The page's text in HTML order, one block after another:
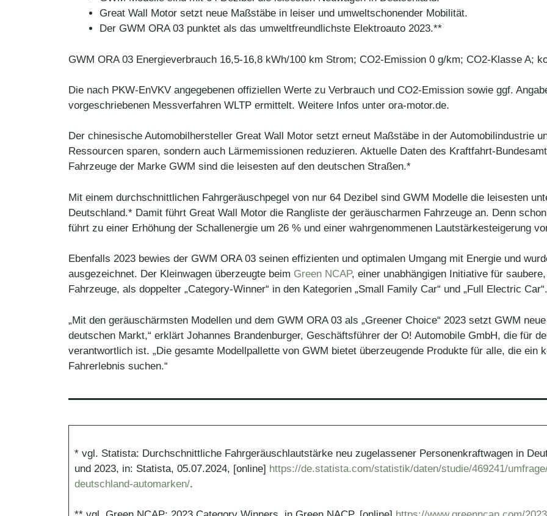
Great Wall Motor setzt neue Maßstäbe in leiser und umweltschonender Mobilität.
Der GWM ORA 03 punktet als das umweltfreundlichste Elektroauto 2023.**
GWM ORA 03 Energieverbrauch 16,5-16,8 kWh/100 km Strom; CO2-Emission 0 g/km; CO2-Klasse A;
Die nach PKW-EnVKV angegebenen offiziellen Werte zu Verbrauch und CO2-Emission sowie ggf.
vorgeschriebenen Messverfahren WLTP ermittelt. Weitere Infos unter ora-motor.de.
Der chinesische Automobilhersteller Great Wall Motor setzt erneut Maßstäbe in der Automobilindustrie
Ressourcen sparen, sondern auch Lärmemissionen reduzieren. Aktuelle Daten des Kraftfahrt-
Fahrzeuge der Marke GWM sind die leisesten auf den deutschen Straßen.*
Mit einem durchschnittlichen Fahrgeräuschpegel von nur 64 Dezibel sind GWM Modelle die leisesten
Deutschland.* Damit führt Great Wall Motor die Rangliste der geräuscharmen Fahrzeuge an. Denn
führt zu einer Erhöhung der Schallenergie um 26 % und einer wahrgenommenen Lautstärkesteigerung
Ebenfalls 2023 bewies der GWM ORA 03 seinen effizienten und optimalen Umgang mit Energie und
ausgezeichnet. Der Kleinwagen überzeugte beim Green NCAP, einer unabhängigen Initiative für
Fahrzeuge, als doppelter „Category-Winner“ in den Kategorien „Small Family Car“ und „Full Electric
„Mit den geräuschärmsten Modellen und dem GWM ORA 03 als „Greener Choice“ 2023 setzt GWM
deutschen Markt,“ erklärt Johannes Brandenburger, Geschäftsführer der O! Automobile GmbH, die für
verantwortlich ist. „Die gesamte Modellpallette von GWM bietet überzeugende Produkte für alle, die ein
Fahrerlebnis suchen.“
* vgl. Statista: Durchschnittliche Fahrgeräuschlautstärke neu zugelassener Personenkraftwagen in
und 2023, in: Statista, 05.07.2024, [online] https://de.statista.com/statistik/daten/studie/469241/
deutschland-automarken/.